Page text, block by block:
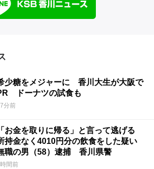
少糖をメジャーに 香川大生が大阪で
ドーナツの試食も
分前
「お金を取りに帰る」と言って逃げる
持金なく4010円分の飲食をした疑い
職の男（58）逮捕 香川県警
間前